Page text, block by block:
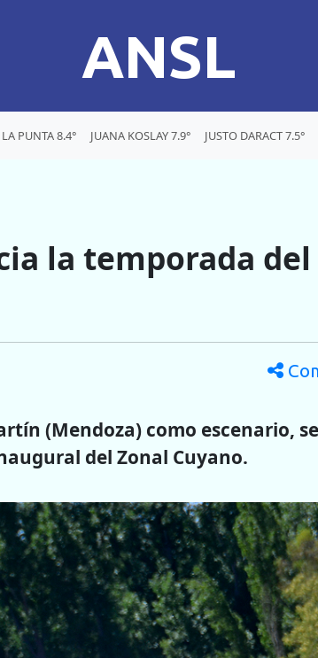
ANSL
LA PUNTA 8.4° JUANA KOSLAY 7.9° JUSTO DARACT 7.5°
la temporada del
(Mendoza) como escenario, se
del Zonal Cuyano.